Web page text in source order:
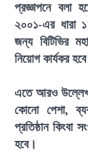
প্রজ্ঞাপনে বলা
২০০১-এর ধারা
জন্য বিটিভির
নিয়োগ কার্যকর
এতে আরও উল্লেখ
কোনো পেশা,
প্রতিষ্ঠান কিংবা
হবে।